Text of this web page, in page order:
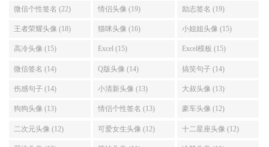
微信个性签名 (22) 情侣头像 (19) 励志签名 (19)
王者荣耀头像 (18) 猫咪头像 (16) 小姐姐头像 (15)
高冷头像 (15) Excel (15) Excel模板 (15)
微信签名 (14) Q版头像 (14) 搞笑句子 (14)
伤感句子 (14) 小清新头像 (13) 大叔头像 (13)
狗狗头像 (13) 情侣个性签名 (13) 豪车头像 (12)
二次元头像 (12) 可爱女生头像 (12) 十二星座头像 (12)